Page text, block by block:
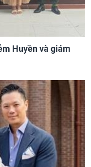
Huyền và giám